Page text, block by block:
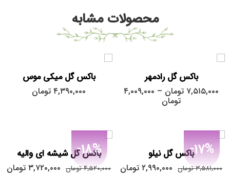
محصولات مشابه
باکس گل رادمهر
۷,۵۱۵,۰۰۰ تومان – ۴,۰۰۹,۰۰۰
تومان
باکس گل میکی موس
۴,۳۹۰,۰۰۰ تومان
-17%باکس گل نیلو
۳,۵۸۱,۰۰۰ تومان ۲,۹۹۰,۰۰۰ تومان
-18%
باکس گل شیشه ای والیه
۴,۵۲۰,۰۰۰ تومان ۳,۷۲۰,۰۰۰ تومان
بزرگ
کوچک